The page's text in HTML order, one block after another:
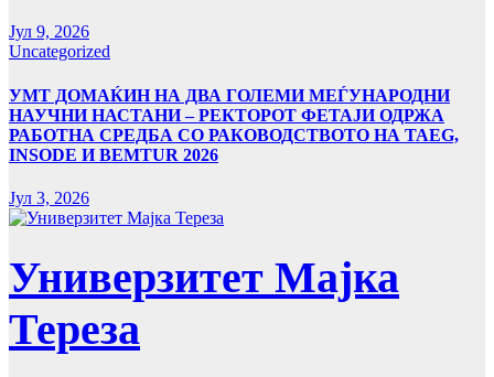
Јул 9, 2026
Uncategorized
УMТ ДОМАЌИН НА ДВА ГОЛЕМИ МЕЃУНАРОДНИ
НАУЧНИ НАСТАНИ – РЕКТОРОТ ФЕТАЈИ ОДРЖА
РАБОТНА СРЕДБА СО РАКОВОДСТВОТО НА TAEG,
INSODE И BEMTUR 2026
Јул 3, 2026
Универзитет Мајка
Тереза